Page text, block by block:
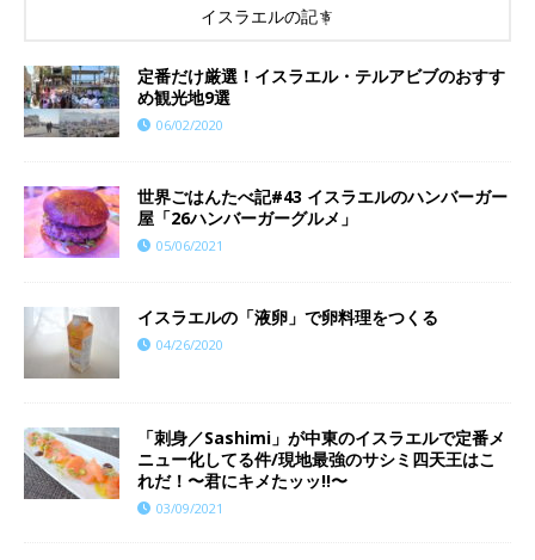
イスラエルの記事
定番だけ厳選！イスラエル・テルアビブのおすす
め観光地9選
06/02/2020
世界ごはんたべ記#43 イスラエルのハンバーガー
屋「26ハンバーガーグルメ」
05/06/2021
イスラエルの「液卵」で卵料理をつくる
04/26/2020
「刺身／Sashimi」が中東のイスラエルで定番メ
ニュー化してる件/現地最強のサシミ四天王はこ
れだ！〜君にキメたッッ!!〜
03/09/2021